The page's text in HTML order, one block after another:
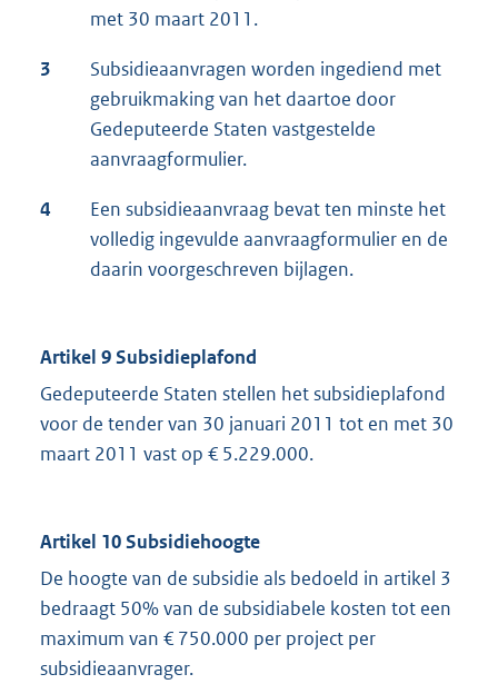
met 30 maart 2011.
3
Subsidieaanvragen worden ingediend met
gebruikmaking van het daartoe door
Gedeputeerde Staten vastgestelde
aanvraagformulier.
4
Een subsidieaanvraag bevat ten minste het
volledig ingevulde aanvraagformulier en de
daarin voorgeschreven bijlagen.
Artikel 9 Subsidieplafond
Gedeputeerde Staten stellen het subsidieplafond
voor de tender van 30 januari 2011 tot en met 30
maart 2011 vast op € 5.229.000.
Artikel 10 Subsidiehoogte
De hoogte van de subsidie als bedoeld in artikel 3
bedraagt 50% van de subsidiabele kosten tot een
maximum van € 750.000 per project per
subsidieaanvrager.